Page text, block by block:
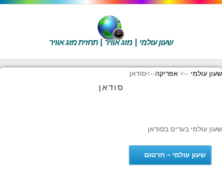
שעון עולמי | מזג אוויר | תחזית מזג אוויר
שעון עולמי --> אפריקה-->סודאן
סודאן
שעון עולמי בערים בסודאן
שעון עולמי – חרטום